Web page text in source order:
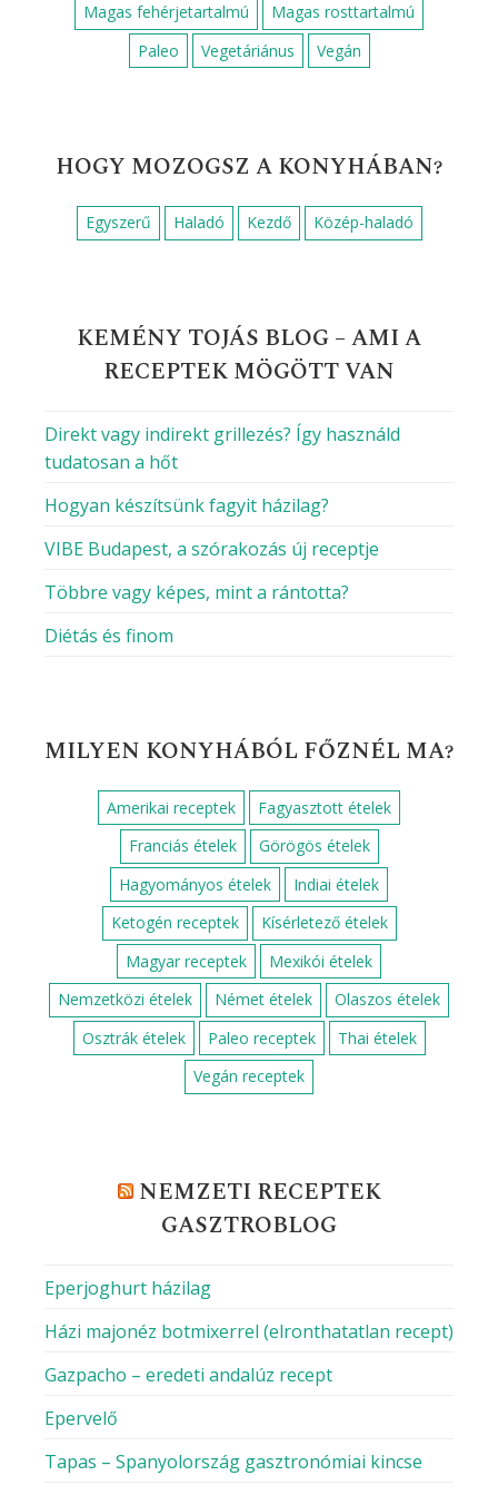
Magas fehérjetartalmú
Magas rosttartalmú
Paleo
Vegetáriánus Vegán
HOGY MOZOGSZ A KONYHÁBAN?
Egyszerű Haladó Kezdő Közép-haladó
KEMÉNY TOJÁS BLOG – AMI A
RECEPTEK MÖGÖTT VAN
Direkt vagy indirekt grillezés? Így használd
tudatosan a hőt
Hogyan készítsünk fagyit házilag?
VIBE Budapest, a szórakozás új receptje
Többre vagy képes, mint a rántotta?
Diétás és finom
MILYEN KONYHÁBÓL FŐZNÉL MA?
Amerikai receptek
Fagyasztott ételek
Franciás ételek
Görögös ételek
Hagyományos ételek
Indiai ételek
Ketogén receptek
Kísérletező ételek
Magyar receptek
Mexikói ételek
Nemzetközi ételek
Német ételek
Olaszos ételek
Osztrák ételek
Paleo receptek
Thai ételek
Vegán receptek
NEMZETI RECEPTEK
GASZTROBLOG
Eperjoghurt házilag
Házi majonéz botmixerrel (elronthatatlan recept)
Gazpacho – eredeti andalúz recept
Epervelő
Tapas – Spanyolország gasztronómiai kincse